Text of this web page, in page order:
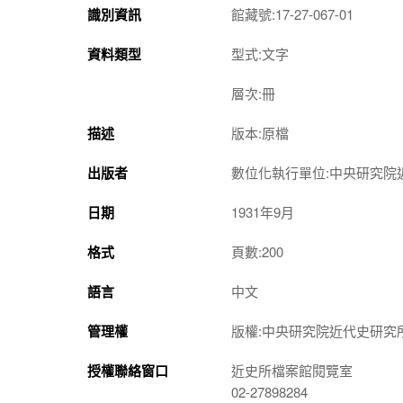
識別資訊 館藏號:17-27-067-01
資料類型 型式:文字
層次:冊
描述 版本:原檔
出版者 數位化執行單位:中央研究院
日期 1931年9月
格式 頁數:200
語言 中文
管理權 版權:中央研究院近代史研究
授權聯絡窗口
近史所檔案館閱覽室
02-27898284